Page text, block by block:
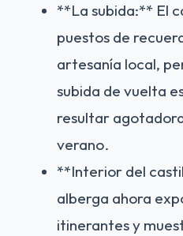
**La subida:** El
puestos de
artesanía local,
subida de vuelta
resultar
verano.
**Interior del
alberga ahora
itinerantes y